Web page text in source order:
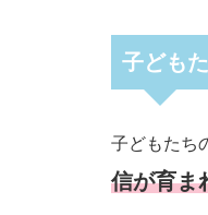
子ども
子どもたち
信が育ま